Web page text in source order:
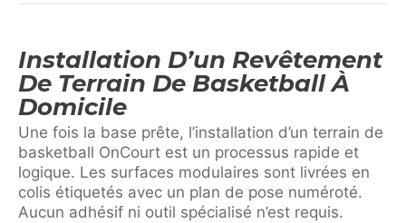
Installation D’un Revêtement
De Terrain De Basketball À
Domicile
Une fois la base prête, l’installation d’un terrain de
basketball OnCourt est un processus rapide et
logique. Les surfaces modulaires sont livrées en
colis étiquetés avec un plan de pose numéroté.
Aucun adhésif ni outil spécialisé n’est requis.